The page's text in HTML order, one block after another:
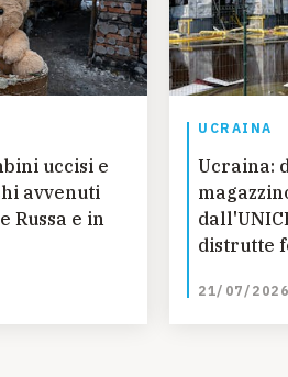
uccisi e
avvenuti
Russa e in
UCRAINA
Ucraina:
distrutte
21/07/2026